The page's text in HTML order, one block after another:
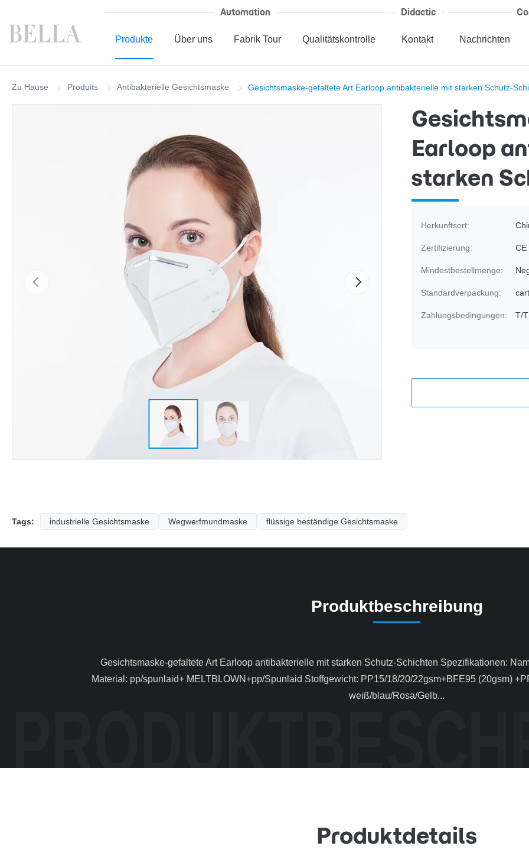
Automation
Produkte Über uns Fabrik Tour Qualitätskontrolle
Didactic
Kontakt Nachrichten
Zu Hause Produits Antibakterielle Gesichtsmaske Gesichtsmaske-gefaltete Art Earloop antibakterielle mit starken Schutz-
Earloop
starken
Herkunftsort:
Zertifizierung: CE
Mindestbestellmenge:
Standardverpackung:
Zahlungsbedingungen: T/T
Tags: industrielle Gesichtsmaske Wegwerfmundmaske flüssige beständige Gesichtsmaske
Produktbeschreibung
Material: pp/spunlaid+ MELTBLOWN+pp/Spunlaid Stoffgewicht: PP15/18/20/22gsm+BFE95 (20gsm)
weiß/blau/Rosa/Gelb...
Produktdetails